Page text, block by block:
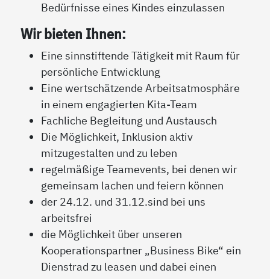
Bedürfnisse eines Kindes einzulassen
Wir bieten Ihnen:
Eine sinnstiftende Tätigkeit mit Raum für
persönliche Entwicklung
Eine wertschätzende Arbeitsatmosphäre
in einem engagierten Kita-Team
Fachliche Begleitung und Austausch
Die Möglichkeit, Inklusion aktiv
mitzugestalten und zu leben
regelmäßige Teamevents, bei denen wir
gemeinsam lachen und feiern können
der 24.12. und 31.12.sind bei uns
arbeitsfrei
die Möglichkeit über unseren
Kooperationspartner „Business Bike“ ein
Dienstrad zu leasen und dabei einen